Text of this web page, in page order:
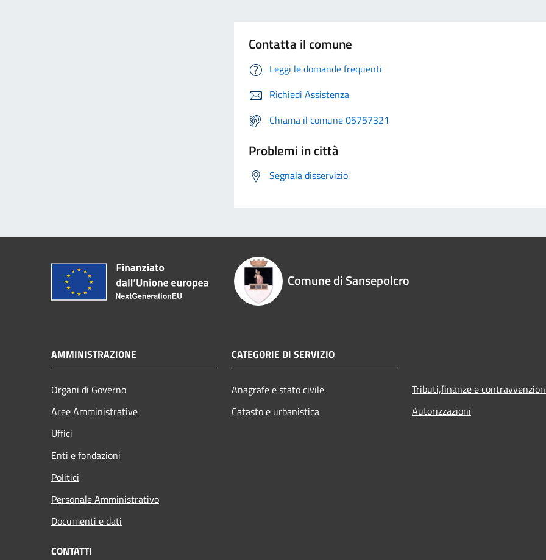
Contatta il comune
Leggi le domande frequenti
Richiedi Assistenza
Chiama il comune 05757321
Problemi in città
Segnala disservizio
Comune di Sansepolcro
AMMINISTRAZIONE
Organi di Governo
Aree Amministrative
Uffici
Enti e fondazioni
Politici
Personale Amministrativo
Documenti e dati
CATEGORIE DI SERVIZIO
Anagrafe e stato civile
Catasto e urbanistica
Tributi,finanze e
Autorizzazioni
CONTATTI